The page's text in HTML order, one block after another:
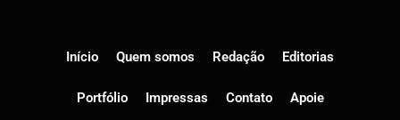
Início Quem somos Redação Editorias
Portfólio Impressas Contato Apoie